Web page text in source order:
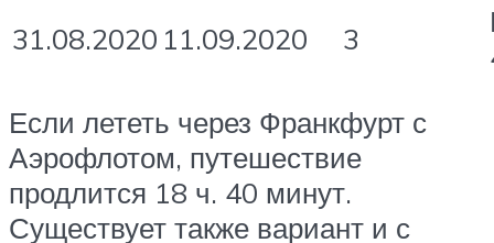
31.08.2020 11.09.2020 3
Если лететь через Франкфурт с
Аэрофлотом, путешествие
продлится 18 ч. 40 минут.
Существует также вариант и с